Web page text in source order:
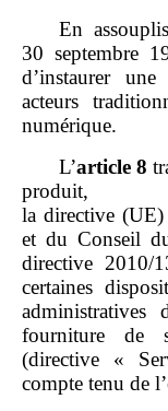
En
30 septembre
d’instaurer
acteurs
numérique.
L’article 8
produit,
la directive (UE)
et du Conseil
directive 2010/
certaines
administratives
fourniture de
(directive «
compte tenu de